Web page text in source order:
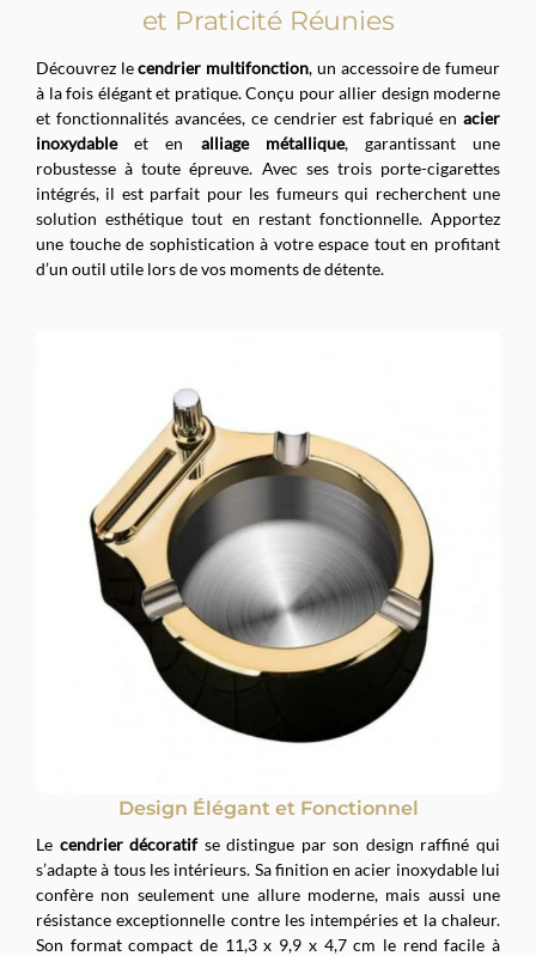
et Praticité Réunies
Découvrez lecendrier multifonction, un accessoire de fumeur
à la fois élégant et pratique. Conçu pour allier design moderne
et fonctionnalités avancées, ce cendrier est fabriqué en acier
inoxydableet en alliage métallique, garantissant une
robustesse à toute épreuve. Avec ses trois porte-cigarettes
intégrés, il est parfait pour les fumeurs qui recherchent une
solution esthétique tout en restant fonctionnelle. Apportez
une touche de sophistication à votre espace tout en profitant
d’un outil utile lors de vos moments de détente.
Design Élégant et Fonctionnel
Le cendrier décoratifse distingue par son design raffiné qui
s’adapte à tous les intérieurs. Sa finition en acier inoxydable lui
confère non seulement une allure moderne, mais aussi une
résistance exceptionnelle contre les intempéries et la chaleur.
Son format compact de 11,3 x 9,9 x 4,7 cm le rend facile à